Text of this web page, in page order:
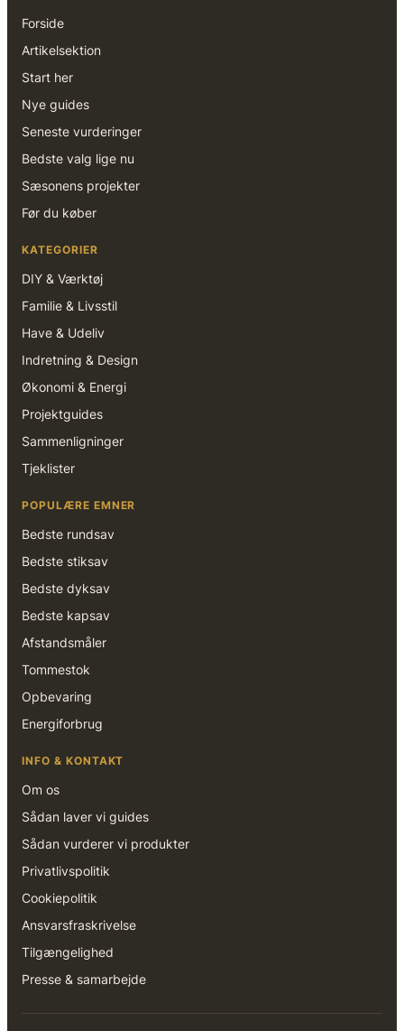
Forside
Artikelsektion
Start her
Nye guides
Seneste vurderinger
Bedste valg lige nu
Sæsonens projekter
Før du køber
KATEGORIER
DIY & Værktøj
Familie & Livsstil
Have & Udeliv
Indretning & Design
Økonomi & Energi
Projektguides
Sammenligninger
Tjeklister
POPULÆRE EMNER
Bedste rundsav
Bedste stiksav
Bedste dyksav
Bedste kapsav
Afstandsmåler
Tommestok
Opbevaring
Energiforbrug
INFO & KONTAKT
Om os
Sådan laver vi guides
Sådan vurderer vi produkter
Privatlivspolitik
Cookiepolitik
Ansvarsfraskrivelse
Tilgængelighed
Presse & samarbejde